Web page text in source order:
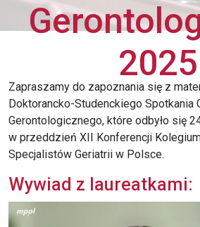
2025
Zapraszamy do zapoznania się z
Doktorancko-Studenckiego Spotkania
Gerontologicznego, które odbyło się
w przeddzień XII Konferencji
Specjalistów Geriatrii w Polsce.
Wywiad z laureatkami: